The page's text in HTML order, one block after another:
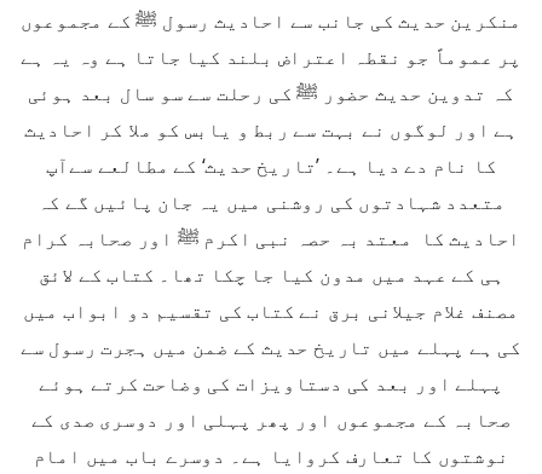
منکرین حدیث کی جانب سے احادیث رسول ﷺ کے مجموعوں
پر عموماً جو نقطہ اعتراض بلند کیا جاتا ہے وہ یہ ہے
کہ تدوین حدیث حضور ﷺ کی رحلت سے سو سال بعد ہوئی
ہے اور لوگوں نے بہت سے ربط و یابس کو ملا کر احادیث
کا نام دے دیا ہے۔ ’تاریخ حدیث‘ کے مطالعے سےآپ
متعدد شہادتوں کی روشنی میں یہ جان پائیں گے کہ
احادیث کا معتد بہ حصہ نبی اکرم ﷺ اور صحابہ کرام
ہی کے عہد میں مدون کیا جا چکا تھا۔ کتاب کے لائق
مصنف غلام جیلانی برق نے کتاب کی تقسیم دو ابواب میں
کی ہے پہلے میں تاریخ حدیث کے ضمن میں ہجرت رسول سے
پہلے اور بعد کی دستاویزات کی وضاحت کرتے ہوئے
صحابہ کے مجموعوں اور پھر پہلی اور دوسری صدی کے
نوشتوں کا تعارف کروایا ہے۔ دوسرے باب میں امام